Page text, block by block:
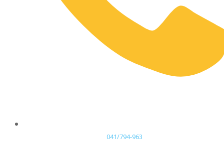
041/794-963